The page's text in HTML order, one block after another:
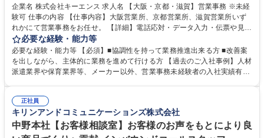
企業名 株式会社キーエンス 求人名 【大阪・京都・滋賀】営業事務 ※未経
験可 仕事の内容 【仕事内容】大阪営業所、京都営業所、滋賀営業所いず
れかにて営業事務をお任せ。 【詳細】電話応対・データ入力・伝票や見積
の作成・カタログ送付・来客対応・営業所内で発生する事務業務や業務改
善をお任せ。 【教育制度】ご入社後、育成担当とペアになりながらOJTに
て業務を覚えていただくことが可能です。業務システムがきちんと構築さ
れているため、スムーズに仕事に慣れることができる環境です。また、
募集職種 【大阪・京都・滋賀】営業事務 ※未経験可
必要な経験・能力等
必要な経験・能力等 【必須】■協調性を持って業務推進出来る方 ■改善案
を出しながら、主体的に業務を進めて行ける方 【過去のご入社事例】人材
派遣業界や保育業界等、メーカー以外、営業事務未経験者の入社実績有
えて、お客様や社員の状況に合わせ、能動的なサポート、改善の動きも期
待され。組織を支えるスペシャリストとして、チームに貢献し、結果的に
社員から頼られる存在になることができます。平均19:30の退勤以降の業
務の持ち帰りも禁止されており、メリハリのある働き方となります。 学
正社員
キリンアンドコミュニケーションズ株式会社
中野本社【お客様相談室】お客様のお声をもとにより良